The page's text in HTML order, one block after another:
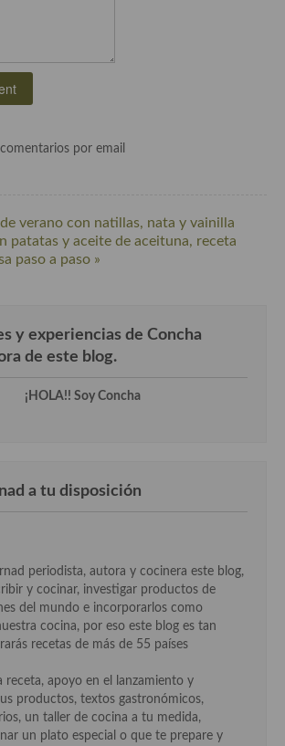
por email
verano con natillas, nata y vainilla
patatas y aceite de aceituna, receta
paso a paso »
y experiencias de Concha
de este blog.
¡HOLA!! Soy Concha
a tu disposición
periodista, autora y cocinera este blog,
y cocinar, investigar productos de
del mundo e incorporarlos como
cocina, por eso este blog es tan
recetas de más de 55 países
receta, apoyo en el lanzamiento y
productos, textos gastronómicos,
un taller de cocina a tu medida,
un plato especial o que te prepare y